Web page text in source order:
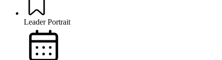
Leader Portrait